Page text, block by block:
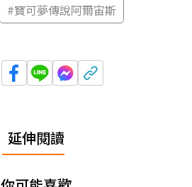
#寶可夢傳說阿爾宙斯
延伸閱讀